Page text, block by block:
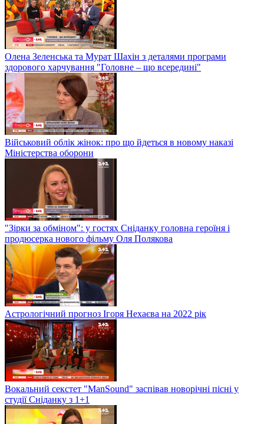
Олена Зеленська та Мурат Шахін з деталями програми
здорового харчування "Головне – що всередині"
Військовий облік жінок: про що йдеться в новому наказі
Міністерства оборони
"Зірки за обміном": у гостях Сніданку головна героїня і
продюсерка нового фільму Оля Полякова
Астрологічний прогноз Ігоря Нехаєва на 2022 рік
Вокальний секстет "ManSound" заспівав новорічні пісні у
студії Сніданку з 1+1